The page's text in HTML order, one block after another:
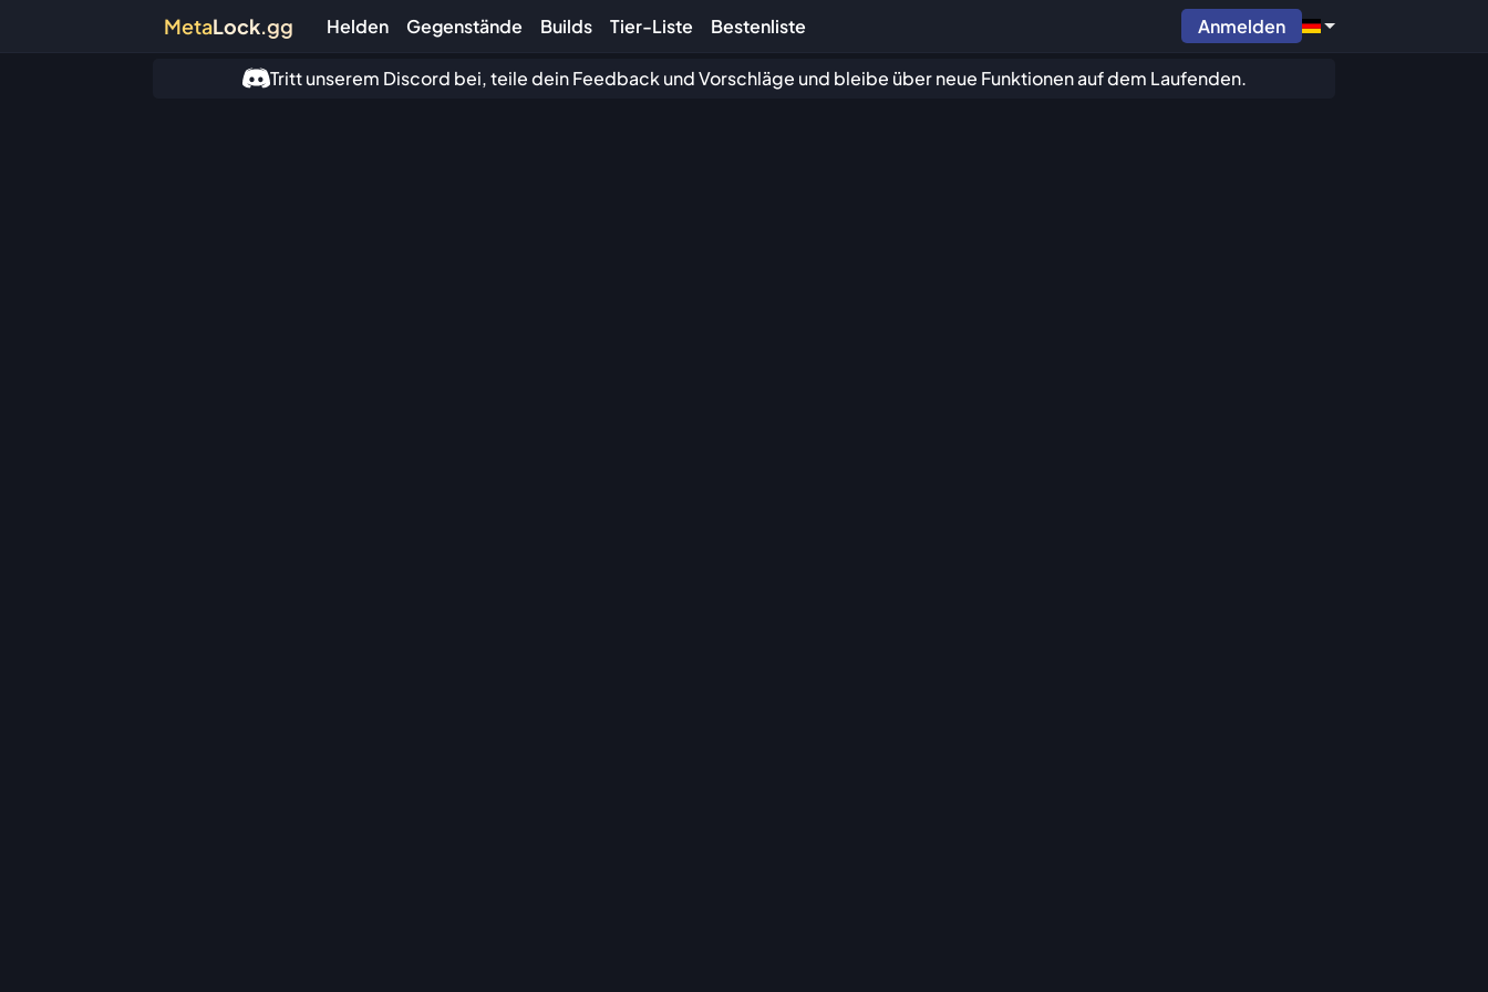
MetaLock.gg Helden Gegenstände Builds Tier-Liste Bestenliste Anmelden
Tritt unserem Discord bei, teile dein Feedback und Vorschläge und bleibe über neue Funktionen auf dem Laufenden.